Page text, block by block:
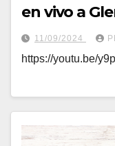
en vivo a
11/09/2024
https://youtu.be/